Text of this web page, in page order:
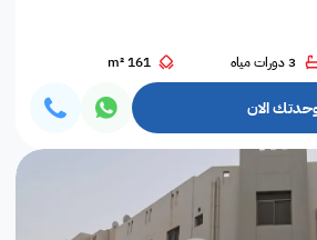
3 دورات مياه 161 m²
الان